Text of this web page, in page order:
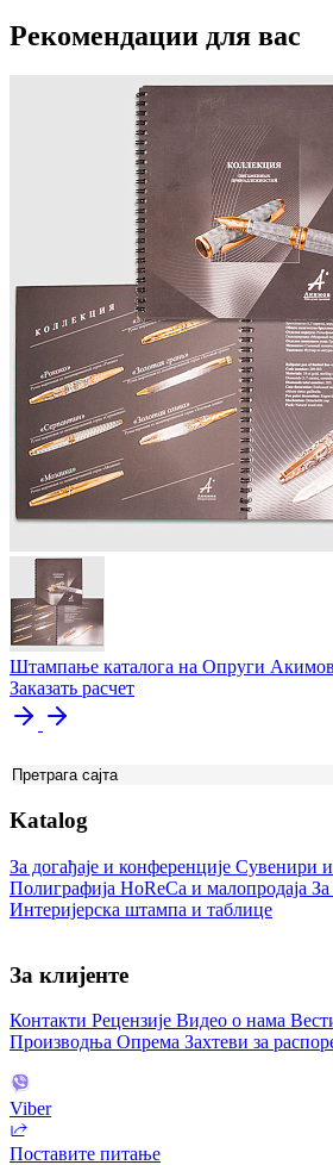
Рекомендации для вас
Штампање каталога на Опруги Акимов
Заказать расчет
Katalog
За догађаје и конференције Сувенири
Полиграфија HoReCa и малопродаја
Интеријерска штампа и таблице
За клијенте
Контакти Рецензије Видео о нама
Производња Опрема Захтеви за
Viber
Поставите питање